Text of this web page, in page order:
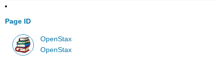
Page ID
OpenStax
OpenStax